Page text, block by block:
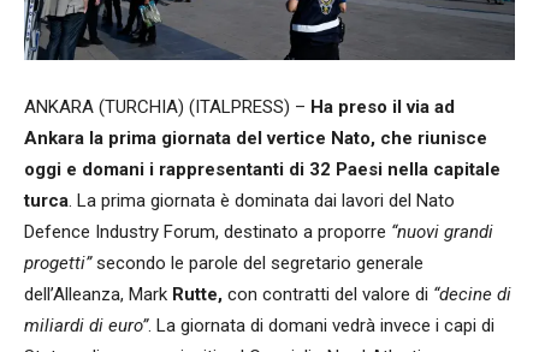
ANKARA (TURCHIA) (ITALPRESS) – Ha preso il via ad
Ankara la prima giornata del vertice Nato, che riunisce
oggi e domani i rappresentanti di 32 Paesi nella capitale
turca . La prima giornata è dominata dai lavori del Nato
Defence Industry Forum, destinato a proporre “nuovi grandi
progetti”secondo le parole del segretario generale
dell’Alleanza, Mark Rutte, con contratti del valore di “decine di
miliardi di euro”. La giornata di domani vedrà invece i capi di